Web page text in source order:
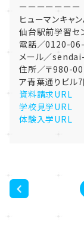
ーーーーーーー
ヒューマンキャ
仙台駅前学習セ
電話／0120-
メール／
住所／〒980-
ア青葉通りビル
資料請求URL
学校見学URL
体験入学URL